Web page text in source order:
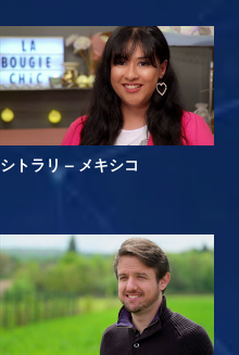
シトラリ – メキシコ